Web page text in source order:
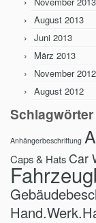
August 2013
Juni 2013
März 2013
November 2012
August 2012
Schlagwörter
Anhängerbeschriftung
Caps & Hats Car